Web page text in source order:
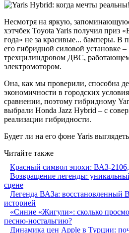
Несмотря на яркую,
хэтчбек Toyota Yaris получил приз
года» не за красивые... бамперы. В
его гибридной силовой установке
трехцилиндровом ДВС,
электромотором.
Она, как мы проверили, способна
экономичности в городских
сравнении, поэтому гибридному
выбрали Honda Jazz Hybrid – с
реализации гибридности.
Будет ли на его фоне Yaris
Читайте также
Красный символ эпохи: ВАЗ-
Возвращение легенды:
сцене
Легенда ВАЗа: восстановленный
историей
«Синие «Жигули»: сколько
песню-ностальгию?
Динамика цен Apple в Турции: